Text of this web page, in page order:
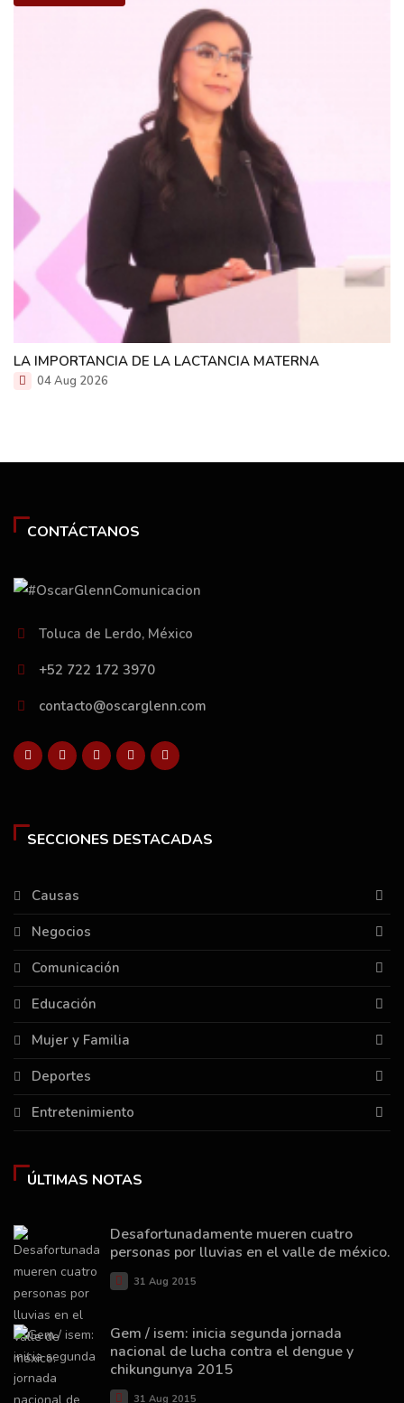
LA IMPORTANCIA DE LA LACTANCIA MATERNA
04 Aug 2026
CONTÁCTANOS
Toluca de Lerdo, México
+52 722 172 3970
contacto@oscarglenn.com
SECCIONES DESTACADAS
Causas
Negocios
Comunicación
Educación
Mujer y Familia
Deportes
Entretenimiento
ÚLTIMAS NOTAS
Desafortunadamente mueren cuatro
personas por lluvias en el valle de méxico.
31 Aug 2015
Gem / isem: inicia segunda jornada
nacional de lucha contra el dengue y
chikungunya 2015
31 Aug 2015